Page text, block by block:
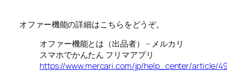
オファー機能の詳細はこちらをどうぞ。
オファー機能とは（出品者） – メルカリ
スマホでかんたん フリマアプリ
https://www.mercari.com/jp/help_center/article/